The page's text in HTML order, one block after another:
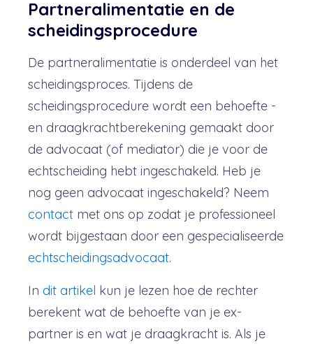
Partneralimentatie en de
scheidingsprocedure
De partneralimentatie is onderdeel van het
scheidingsproces. Tijdens de
scheidingsprocedure wordt een behoefte -
en draagkrachtberekening gemaakt door
de advocaat (of mediator) die je voor de
echtscheiding hebt ingeschakeld. Heb je
nog geen advocaat ingeschakeld? Neem
contact met ons op zodat je professioneel
wordt bijgestaan door een gespecialiseerde
echtscheidingsadvocaat.
In dit artikel kun je lezen hoe de rechter
berekent wat de behoefte van je ex-
partner is en wat je draagkracht is. Als je